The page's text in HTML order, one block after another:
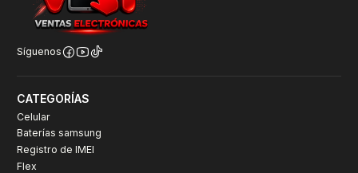
Síguenos
CATEGORÍAS
Celular
Baterías samsung
Registro de IMEI
Flex